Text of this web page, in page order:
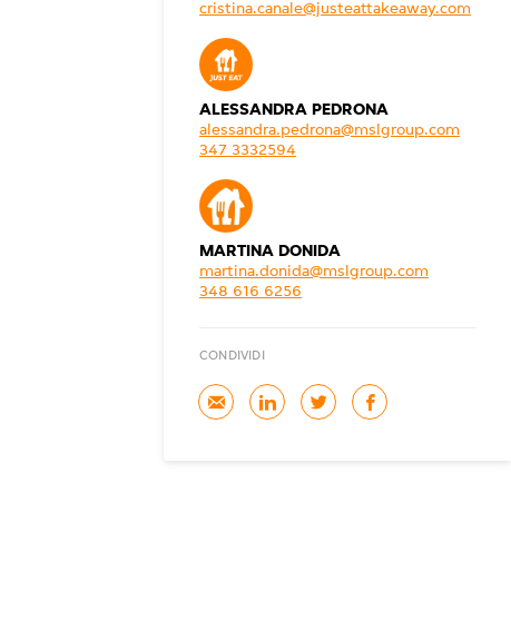
cristina.canale@justeattakeaway.com
ALESSANDRA PEDRONA
alessandra.pedrona@mslgroup.com
347 3332594
MARTINA DONIDA
martina.donida@mslgroup.com
348 616 6256
CONDIVIDI